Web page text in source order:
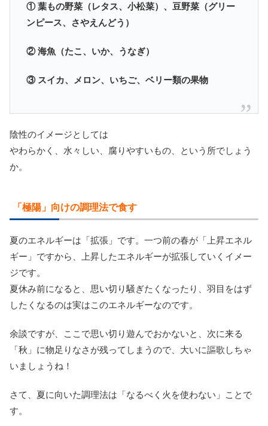
① 葉もの野菜（レタス、小松菜）、豆野菜（グリー
ンピース、さやえんどう）
② 海魚（たこ、いか、うなぎ）
③ スイカ、メロン、いちご、ベリー類の果物
陰性のイメージとしては
やわらかく、水々しい、腐りやすいもの、という所でしょう
か。
「極陽」向けの調理法で食す
夏のエネルギーは「拡張」です。一つ前の春が「上昇エネル
ギー」ですから、上昇したエネルギーが拡張していくイメー
ジです。
夏休み前になると、思い切り騒ぎたくなったり、羽目をはず
したくなるのは実はこのエネルギーなのです。
余談ですが、ここで思い切り遊んでおかないと、次に来る
「秋」に物足りなさが残ってしまうので、大いに謳歌しちゃ
いましょうね！
さて、夏に向いた調理法は「なるべく火を使わない」ことで
す。